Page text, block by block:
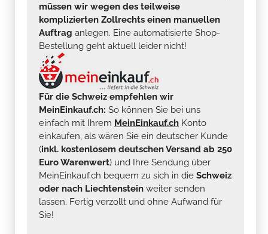
müssen wir wegen des teilweise
komplizierten Zollrechts einen manuellen
Auftrag anlegen. Eine automatisierte Shop-
Bestellung geht aktuell leider nicht!
Für die Schweiz empfehlen wir
MeinEinkauf.ch: So können Sie bei uns
einfach mit Ihrem MeinEinkauf.ch Konto
einkaufen, als wären Sie ein deutscher Kunde
(inkl. kostenlosem deutschen Versand ab 250
Euro Warenwert) und Ihre Sendung über
MeinEinkauf.ch bequem zu sich in die Schweiz
oder nach Liechtenstein weiter senden
lassen. Fertig verzollt und ohne Aufwand für
Sie!